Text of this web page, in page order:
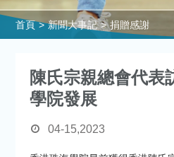
首頁 > 新聞大事記 > 捐贈感謝
陳氏宗親總會代表
學院發展
04-15,2023